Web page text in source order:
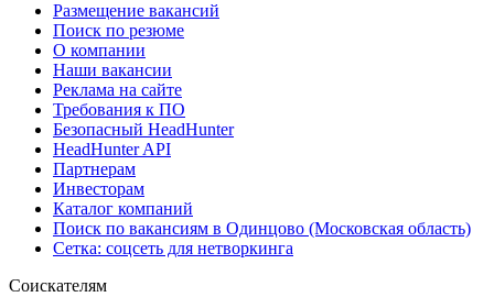
Размещение вакансий
Поиск по резюме
О компании
Наши вакансии
Реклама на сайте
Требования к ПО
Безопасный HeadHunter
HeadHunter API
Партнерам
Инвесторам
Каталог компаний
Поиск по вакансиям в Одинцово (Московская область)
Сетка: соцсеть для нетворкинга
Соискателям